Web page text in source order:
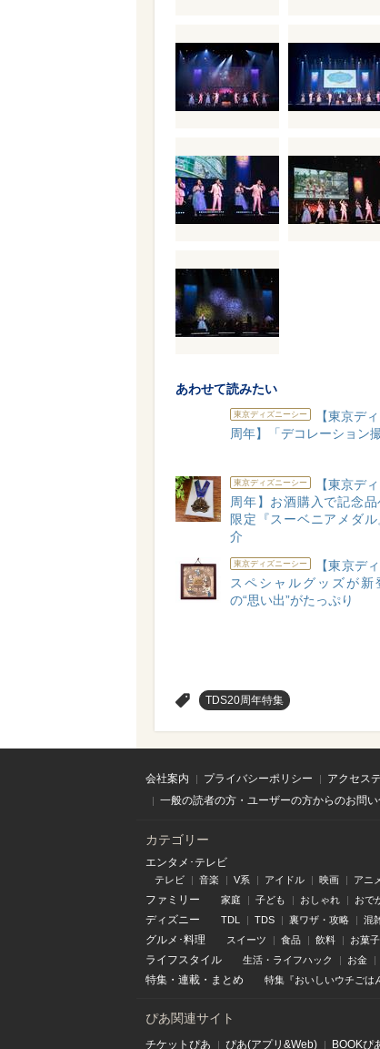
あわせて読みたい
東京ディズニーシー
【東京デ
周年】「デコレーション
東京ディズニーシー
【東京デ
周年】お酒購入で記念品
限定『スーベニアメダ
介
東京ディズニーシー
【東京デ
スペシャルグッズが新
の“思い出”がたっぷり
TDS20周年特集
会社案内 プライバシーポリシー アクセス
一般の読者の方・ユーザーの方からのお問
カテゴリー
エンタメ･テレビ
テレビ 音楽 V系 アイドル 映画 アニ
ファミリー 家庭 子ども おしゃれ おで
ディズニー TDL TDS 裏ワザ・攻略 混
グルメ･料理 スイーツ 食品 飲料 お菓子
ライフスタイル 生活・ライフハック お金
特集 ・ 連載 ・ まとめ 特集『おいしいウチごは
ぴあ関連サイト
チケットぴあ ぴあ(アプリ&Web) BOOKぴ